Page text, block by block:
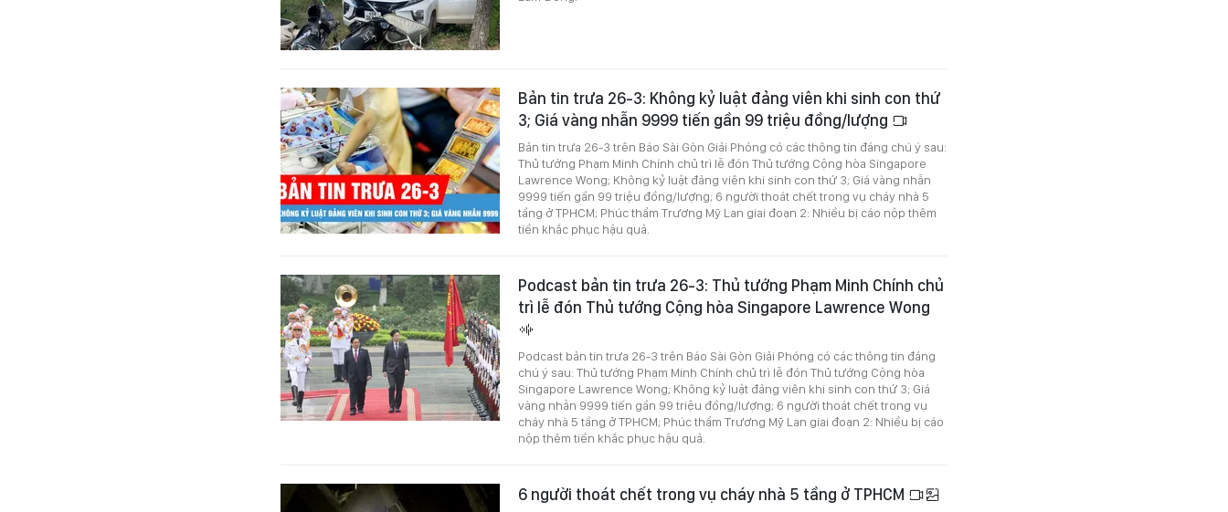
Bản tin trưa 26-3: Không kỷ luật đảng viên khi sinh con thứ
3; Giá vàng nhẫn 9999 tiến gần 99 triệu đồng/lượng
Bản tin trưa 26-3 trên Báo Sài Gòn Giải Phóng có các thông tin đáng chú ý sau:
Thủ tướng Phạm Minh Chính chủ trì lễ đón Thủ tướng Cộng hòa Singapore
Lawrence Wong; Không kỷ luật đảng viên khi sinh con thứ 3; Giá vàng nhẫn
9999 tiến gần 99 triệu đồng/lượng; 6 người thoát chết trong vụ cháy nhà 5
tầng ở TPHCM; Phúc thẩm Trương Mỹ Lan giai đoạn 2: Nhiều bị cáo nộp thêm
tiền khắc phục hậu quả.
Podcast bản tin trưa 26-3: Thủ tướng Phạm Minh Chính chủ
trì lễ đón Thủ tướng Cộng hòa Singapore Lawrence Wong
Podcast bản tin trưa 26-3 trên Báo Sài Gòn Giải Phóng có các thông tin đáng
chú ý sau: Thủ tướng Phạm Minh Chính chủ trì lễ đón Thủ tướng Cộng hòa
Singapore Lawrence Wong; Không kỷ luật đảng viên khi sinh con thứ 3; Giá
vàng nhẫn 9999 tiến gần 99 triệu đồng/lượng; 6 người thoát chết trong vụ
cháy nhà 5 tầng ở TPHCM; Phúc thẩm Trương Mỹ Lan giai đoạn 2: Nhiều bị cáo
nộp thêm tiền khắc phục hậu quả.
6 người thoát chết trong vụ cháy nhà 5 tầng ở TPHCM